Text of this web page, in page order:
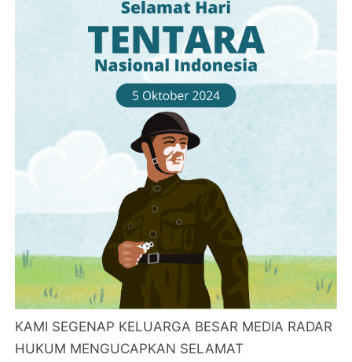
KAMI SEGENAP KELUARGA BESAR MEDIA RADAR
HUKUM MENGUCAPKAN SELAMAT